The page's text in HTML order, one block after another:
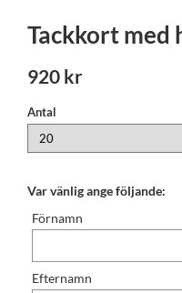
Tackkort med
920 kr
Antal
Var vänlig ange följande:
Förnamn
Efternamn